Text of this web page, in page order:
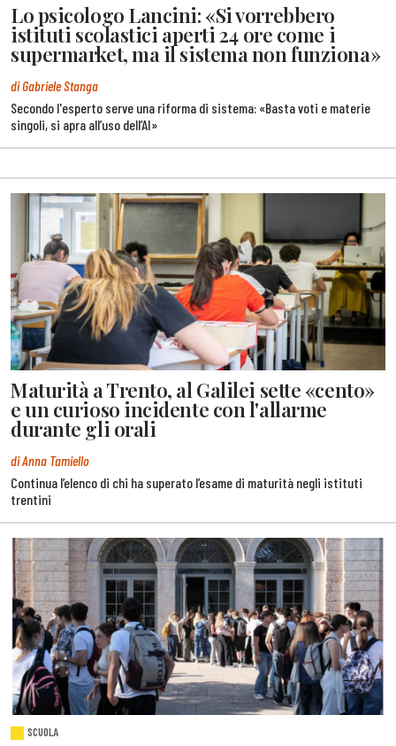
Lo psicologo Lancini: «Si vorrebbero
istituti scolastici aperti 24 ore come i
supermarket, ma il sistema non funziona»
di Gabriele Stanga
Secondo l'esperto serve una riforma di sistema: «Basta voti e materie
singoli, si apra all’uso dell’AI»
Maturità a Trento, al Galilei sette «cento»
e un curioso incidente con l'allarme
durante gli orali
di Anna Tamiello
Continua l’elenco di chi ha superato l’esame di maturità negli istituti
trentini
SCUOLA